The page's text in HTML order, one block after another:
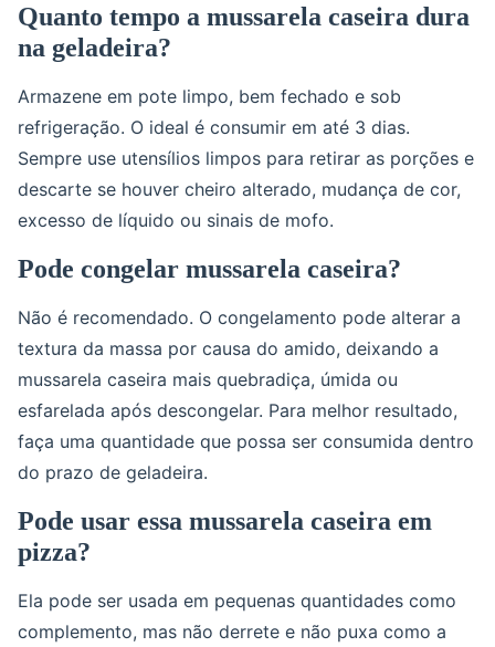
Quanto tempo a mussarela caseira dura
na geladeira?
Armazene em pote limpo, bem fechado e sob
refrigeração. O ideal é consumir em até 3 dias.
Sempre use utensílios limpos para retirar as porções e
descarte se houver cheiro alterado, mudança de cor,
excesso de líquido ou sinais de mofo.
Pode congelar mussarela caseira?
Não é recomendado. O congelamento pode alterar a
textura da massa por causa do amido, deixando a
mussarela caseira mais quebradiça, úmida ou
esfarelada após descongelar. Para melhor resultado,
faça uma quantidade que possa ser consumida dentro
do prazo de geladeira.
Pode usar essa mussarela caseira em
pizza?
Ela pode ser usada em pequenas quantidades como
complemento, mas não derrete e não puxa como a